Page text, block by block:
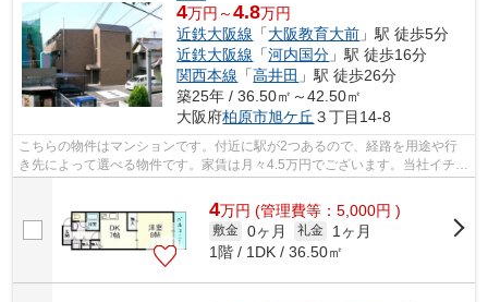
4万円～4.8万円
近鉄大阪線 「大阪教育大前 」駅 徒歩5分
近鉄大阪線 「河内国分 」駅 徒歩16分
関西本線 「高井田 」駅 徒歩26分
築25年 / 36.50㎡～42.50㎡
大阪府柏原市旭ケ丘 ３丁目14-8
こちらの物件はマンションです。付近に駅が2つあるので、経路を用途や行
き先によって選べる物件です。家賃は月々4.5万円でございます。当社イチオ
4万円 (管理費等：5,000円 )
敷金 0ヶ月 礼金
1ヶ月
1階 / 1DK / 36.50㎡